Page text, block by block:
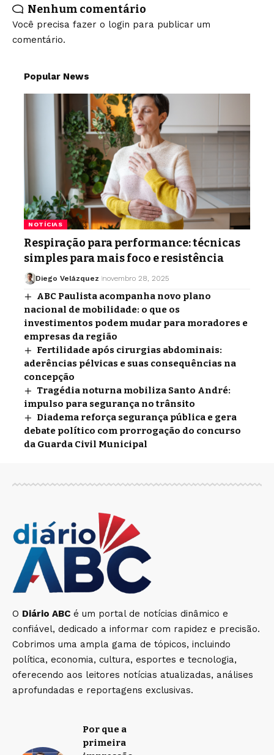
Nenhum comentário
Você precisa fazer o login para publicar um
comentário.
Popular News
NOTÍCIAS
Respiração para performance: técnicas
simples para mais foco e resistência
Diego Velázquez novembro 28, 2025
ABC Paulista acompanha novo plano
nacional de mobilidade: o que os
investimentos podem mudar para moradores e
empresas da região
Fertilidade após cirurgias abdominais:
aderências pélvicas e suas consequências na
concepção
Tragédia noturna mobiliza Santo André:
impulso para segurança no trânsito
Diadema reforça segurança pública e gera
debate político com prorrogação do concurso
da Guarda Civil Municipal
O Diário ABC é um portal de notícias dinâmico e
confiável, dedicado a informar com rapidez e precisão.
Cobrimos uma ampla gama de tópicos, incluindo
política, economia, cultura, esportes e tecnologia,
oferecendo aos leitores notícias atualizadas, análises
aprofundadas e reportagens exclusivas.
Por que a
primeira